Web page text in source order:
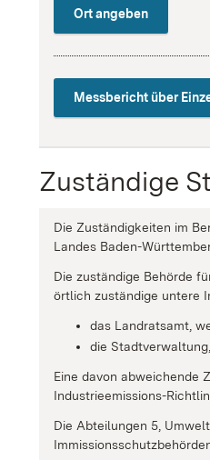
Ort angeben
Messbericht über
Zuständige
Die Zuständigkeiten im
Landes Baden-
Die zuständige Behörde
örtlich zuständige untere
das Landratsamt,
die
Eine davon abweichende
Industrieemissions-
Die Abteilungen 5,